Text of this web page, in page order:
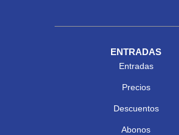
ENTRADAS
Entradas
Precios
Descuentos
Abonos